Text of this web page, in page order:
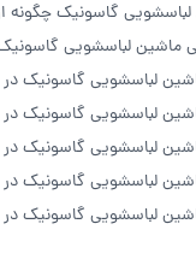
گاسونیک چگونه
ماشین لباسشویی
لباسشویی گاسونیک
لباسشویی گاسونیک
لباسشویی گاسونیک
لباسشویی گاسونیک در
لباسشویی گاسونیک